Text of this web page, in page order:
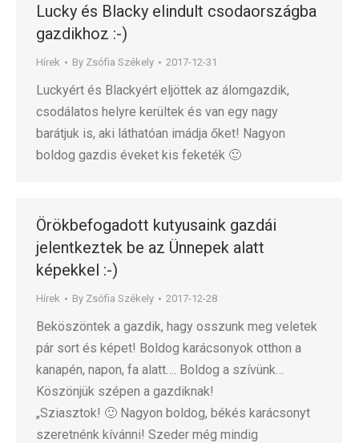
Lucky és Blacky elindult csodaországba
gazdikhoz :-)
Hírek By Zsófia Székely 2017-12-31
Luckyért és Blackyért eljöttek az álomgazdik,
csodálatos helyre kerültek és van egy nagy
barátjuk is, aki láthatóan imádja őket! Nagyon
boldog gazdis éveket kis feketék 🙂
Örökbefogadott kutyusaink gazdái
jelentkeztek be az Ünnepek alatt
képekkel :-)
Hírek By Zsófia Székely 2017-12-28
Beköszöntek a gazdik, hagy osszunk meg veletek
pár sort és képet! Boldog karácsonyok otthon a
kanapén, napon, fa alatt…. Boldog a szívünk…
Köszönjük szépen a gazdiknak!
„Sziasztok! 🙂 Nagyon boldog, békés karácsonyt
szeretnénk kívánni! Szeder még mindig